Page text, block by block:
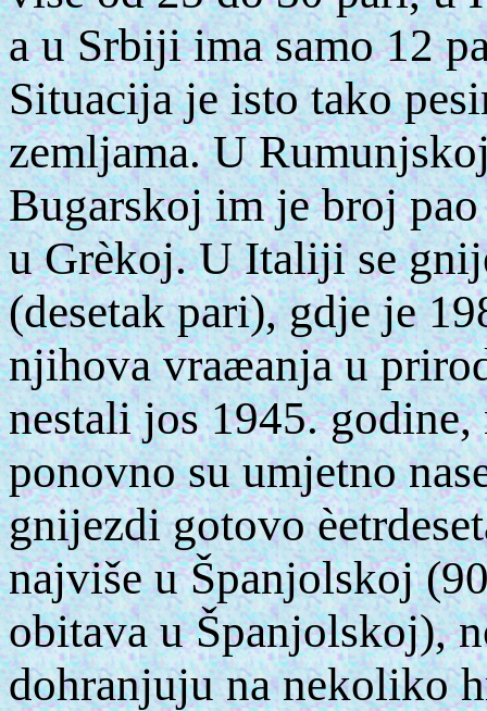
a u Srbiji ima samo 12
Situacija je isto tako
zemljama. U
Bugarskoj im je broj
u Grèkoj. U Italiji se
(desetak pari), gdje je
njihova vraæanja u
nestali jos 1945. godine,
ponovno su umjetno
gnijezdi gotovo
najviše u Španjolskoj
obitava u Španjolskoj),
dohranjuju na nekoliko